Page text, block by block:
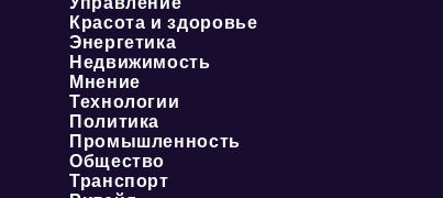
Красота и здоровье
Энергетика
Недвижимость
Мнение
Технологии
Политика
Промышленность
Общество
Транспорт